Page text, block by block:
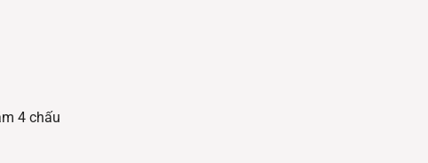
4 chấu